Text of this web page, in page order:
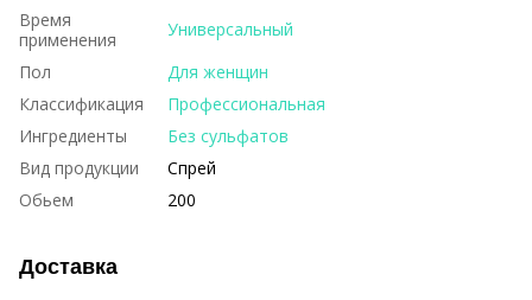
Время
применения
Универсальный
Пол
Для женщин
Классификация
Профессиональная
Ингредиенты
Без сульфатов
Вид продукции
Спрей
Обьем
200
Доставка